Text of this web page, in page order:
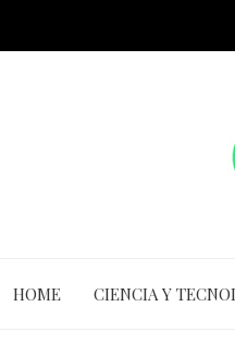
HOME CIENCIA Y